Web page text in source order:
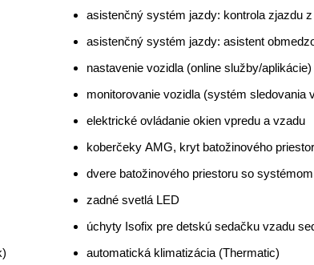
asistenčný systém jazdy: aktívny brzdový
asistenčný systém jazdy: aktívny asistent
asistenčný systém jazdy: kontrola zjazdu
asistenčný systém jazdy: asistent
nastavenie vozidla (online služby/aplikácie)
monitorovanie vozidla (systém sledovania
elektrické ovládanie okien vpredu a vzadu
koberčeky AMG, kryt batožinového
dvere batožinového priestoru so
zadné svetlá LED